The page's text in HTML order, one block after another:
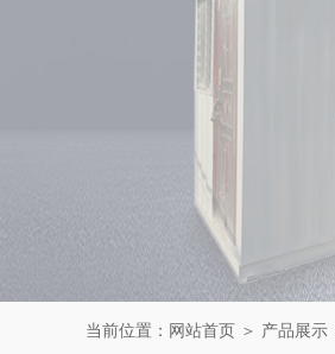
当前位置： 网站首页 ＞ 产品展示